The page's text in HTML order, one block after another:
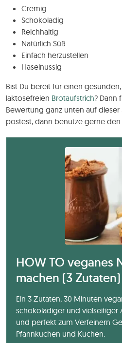
Cremig
Schokoladig
Reichhaltig
Natürlich Süß
Einfach herzustellen
Haselnussig
Bist Du bereit für einen
laktosefreien Brotaufstrich? Dann
Bewertung ganz unten auf dieser
postest, dann benutze gerne den
HOW TO veganes
machen (3 Zutaten)
Ein 3 Zutaten, 30 Minuten
schokoladiger und vielseitiger
und perfekt zum Verfeinern
Pfannkuchen und Kuchen.